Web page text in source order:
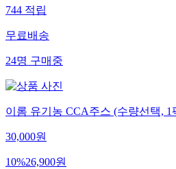
744 적립
무료배송
24명 구매중
이롬 유기농 CCA주스 (수량선택, 1
30,000원
10%26,900원